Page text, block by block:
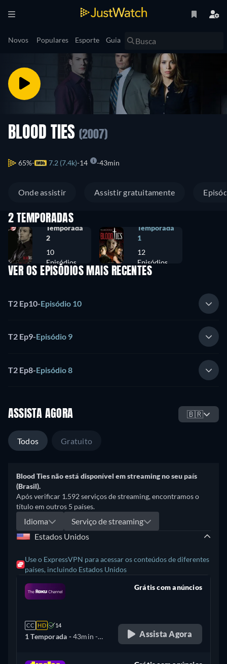
Novos Populares Esporte Guia
BLOOD TIES (2007)
65% 7.2 (7.4k) 14 43min
Onde assistir Assistir gratuitamente
2 TEMPORADAS
Temporada
2
10
Episódios
Temporada
1
12
Episódios
VER OS EPISÓDIOS MAIS RECENTES
T2 Ep10-Episódio 10
T2 Ep9-Episódio 9
T2 Ep8-Episódio 8
ASSISTA AGORA 🇧🇷
Todos Gratuito
Blood Ties não está disponível em streaming no seu país
(Brasil).
Após verificar 1.592 serviços de streaming, encontramos o
título em outros 5 países.
Idioma
Serviço de streaming
Estados Unidos
Use o ExpressVPN para acessar os conteúdos de diferentes
países, incluindo Estados Unidos
CC HD 14
1 Temporada -43min -
Grátis com anúncios
Assista Agora